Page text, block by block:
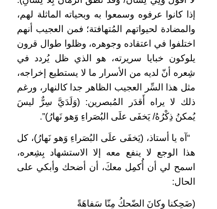
إذا كانوا عرفوه وسمعوا به وبحياته الماثلة لهم،
والمضادة لحيواتهم المُتهافتة؛ فمن العجيب أنهم
اختلفوا في اعتقاده وجوهره، وظلوا طوال قرون
يلوكون خبايا سريرته، هو الذي ظل يُردد في
شِعره أنّ لديه من الأسرار ما لا يستطيع إخراجه،
مثل هذا السِّر العجيب الظاهر جدا كالنهار، ورغم
ذلك لا يراه أَقدَر المُبصرين: (وَلَدَيَّ سِرٌّ ليسَ
يُمكنُ ذِكْرُهُ/ يَخفَى علَى البُصَراءِ وَهو نَهارُ)”.
“آه يا أستاذ، (يَخفَى علَى البُصَراءِ وَهو نَهارُ)، كل
هذا الوجع لا ينفع معه إلا الاستشهاد بِشِعره،
اسمح لي أن أُكمِل معكَ، أن أضحك وأبكي على
الحال:
(ضَحِكنا وكانَ الضّحكُ مِنّا سَفاهَةً